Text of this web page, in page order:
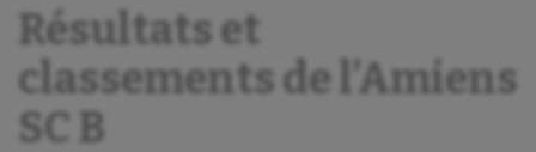
Résultats et
classements de l’Amiens
SC B